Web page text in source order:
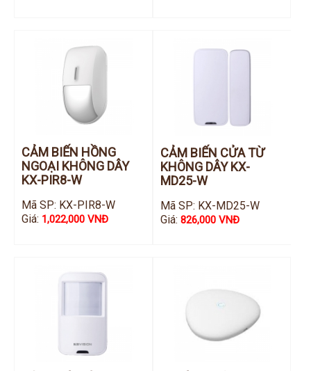
CẢM BIẾN HỒNG
NGOẠI KHÔNG DÂY
KX-PIR8-W
Mã SP: KX-PIR8-W
Giá: 1,022,000 VNĐ
CẢM BIẾN CỬA TỪ
KHÔNG DÂY KX-
MD25-W
Mã SP: KX-MD25-W
Giá: 826,000 VNĐ